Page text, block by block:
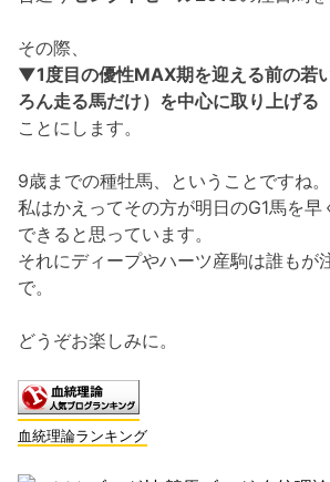
その際、
▼1度目の優性MAX期を迎える前の若
ろん走る馬だけ）を中心に取り上げる
ことにします。
9歳までの種牡馬、ということですね。
私はかえってその方が明日のG1馬を早
できると思っています。
それにディープやハーツ産駒は誰もが
で。
どうぞお楽しみに。
血統理論ランキング